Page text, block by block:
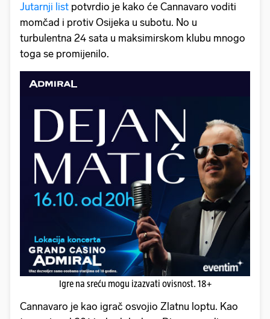
Jutarnji list potvrdio je kako će Cannavaro voditi
momčad i protiv Osijeka u subotu. No u
turbulentna 24 sata u maksimirskom klubu mnogo
toga se promijenilo.
Igre na sreću mogu izazvati ovisnost. 18+
Cannavaro je kao igrač osvojio Zlatnu loptu. Kao